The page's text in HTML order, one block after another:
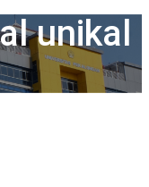
unikal